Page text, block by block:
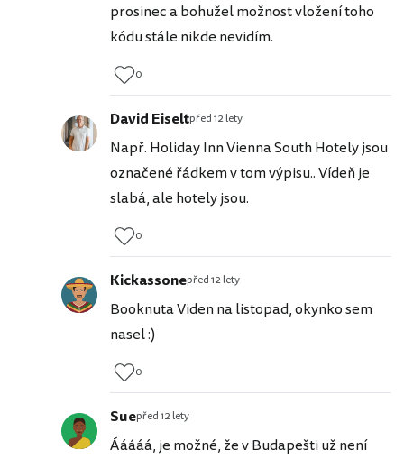
prosinec a bohužel možnost vložení toho
kódu stále nikde nevidím.
0
David Eiseltpřed 12 lety
Např. Holiday Inn Vienna South Hotely jsou
označené řádkem v tom výpisu.. Vídeň je
slabá, ale hotely jsou.
0
Kickassonepřed 12 lety
Booknuta Viden na listopad, okynko sem
nasel :)
0
Suepřed 12 lety
Ááááá, je možné, že v Budapešti už není